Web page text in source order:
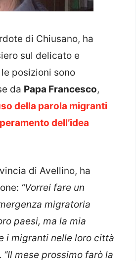
di Chiusano, ha
sul delicato e
posizioni sono
da Papa Francesco,
della parola migranti
dell’idea
di Avellino, ha
“Vorrei fare un
migratoria
paesi, ma la mia
i migranti nelle loro città
“Il mese prossimo farò la